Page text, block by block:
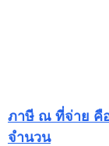
ภาษี ณ ที่จ่าย คื
จำนวน